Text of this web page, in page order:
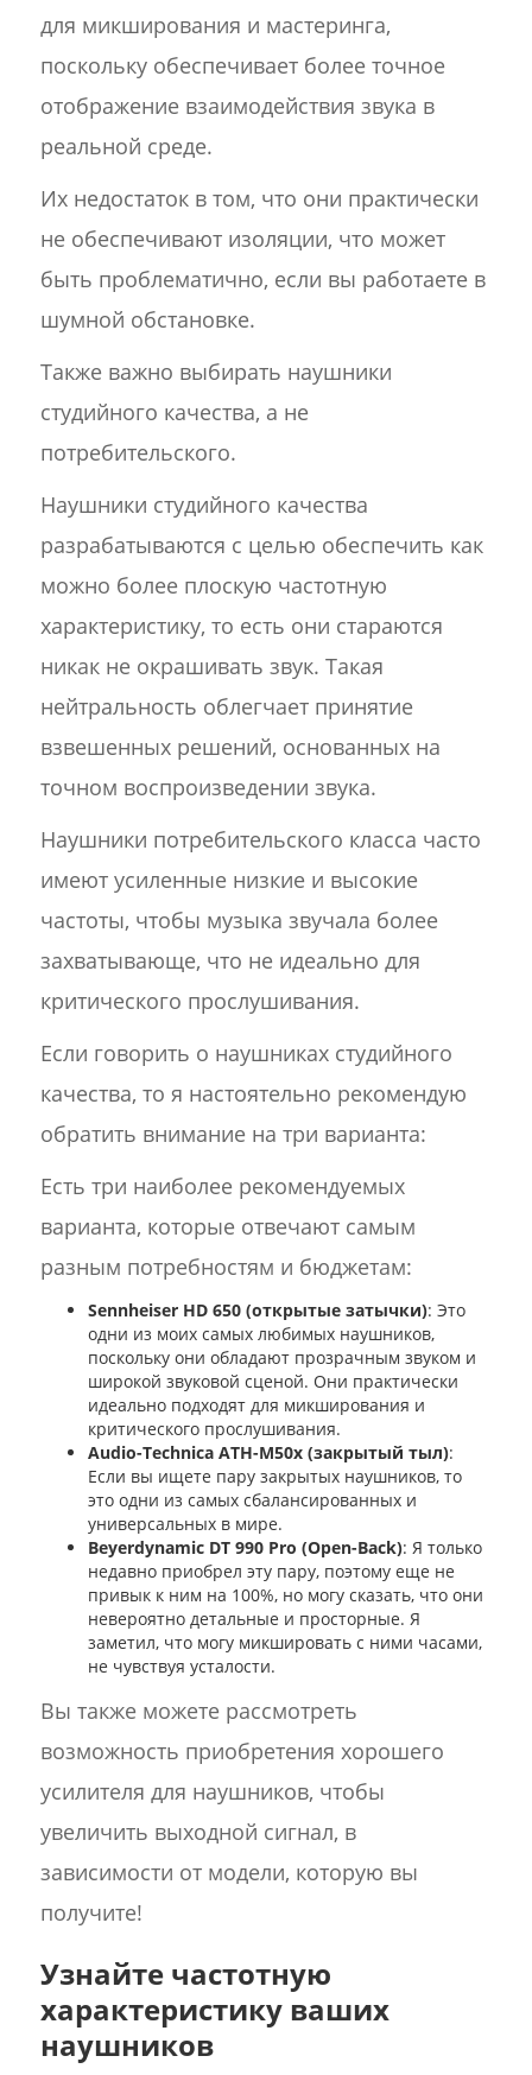
для микширования и мастеринга,
поскольку обеспечивает более точное
отображение взаимодействия звука в
реальной среде.
Их недостаток в том, что они практически
не обеспечивают изоляции, что может
быть проблематично, если вы работаете в
шумной обстановке.
Также важно выбирать наушники
студийного качества, а не
потребительского.
Наушники студийного качества
разрабатываются с целью обеспечить как
можно более плоскую частотную
характеристику, то есть они стараются
никак не окрашивать звук. Такая
нейтральность облегчает принятие
взвешенных решений, основанных на
точном воспроизведении звука.
Наушники потребительского класса часто
имеют усиленные низкие и высокие
частоты, чтобы музыка звучала более
захватывающе, что не идеально для
критического прослушивания.
Если говорить о наушниках студийного
качества, то я настоятельно рекомендую
обратить внимание на три варианта:
Есть три наиболее рекомендуемых
варианта, которые отвечают самым
разным потребностям и бюджетам:
Sennheiser HD 650 (открытые затычки): Это
одни из моих самых любимых наушников,
поскольку они обладают прозрачным звуком и
широкой звуковой сценой. Они практически
идеально подходят для микширования и
критического прослушивания.
Audio-Technica ATH-M50x (закрытый тыл):
Если вы ищете пару закрытых наушников, то
это одни из самых сбалансированных и
универсальных в мире.
Beyerdynamic DT 990 Pro (Open-Back): Я только
недавно приобрел эту пару, поэтому еще не
привык к ним на 100%, но могу сказать, что они
невероятно детальные и просторные. Я
заметил, что могу микшировать с ними часами,
не чувствуя усталости.
Вы также можете рассмотреть
возможность приобретения хорошего
усилителя для наушников, чтобы
увеличить выходной сигнал, в
зависимости от модели, которую вы
получите!
Узнайте частотную
характеристику ваших
наушников